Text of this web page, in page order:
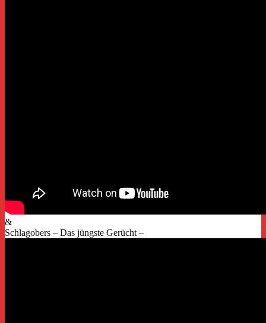
&
Schlagobers – Das jüngste Gerücht –